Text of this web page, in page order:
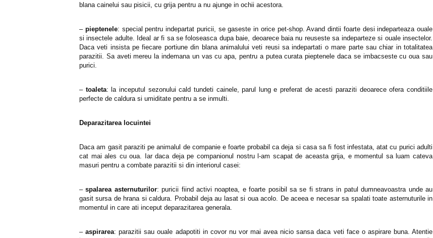
blana cainelui sau pisicii, cu grija pentru a nu ajunge in ochii acestora.
– pieptenele: special pentru indepartat puricii, se gaseste in orice pet-shop. Avand dintii foarte desi indeparteaza ouale
si insectele adulte. Ideal ar fi sa se foloseasca dupa baie, deoarece baia nu reuseste sa indeparteze si ouale insectelor.
Daca veti insista pe fiecare portiune din blana animalului veti reusi sa indepartati o mare parte sau chiar in totalitatea
parazitii. Sa aveti mereu la indemana un vas cu apa, pentru a putea curata pieptenele daca se imbacseste cu oua sau
purici.
– toaleta: la inceputul sezonului cald tundeti cainele, parul lung e preferat de acesti paraziti deoarece ofera conditiile
perfecte de caldura si umiditate pentru a se inmulti.
Deparazitarea locuintei
Daca am gasit paraziti pe animalul de companie e foarte probabil ca deja si casa sa fi fost infestata, atat cu purici adulti
cat mai ales cu oua. Iar daca deja pe companionul nostru l-am scapat de aceasta grija, e momentul sa luam cateva
masuri pentru a combate parazitii si din interiorul casei:
–spalarea asternuturilor: puricii fiind activi noaptea, e foarte posibil sa se fi strans in patul dumneavoastra unde au
gasit sursa de hrana si caldura. Probabil deja au lasat si oua acolo. De aceea e necesar sa spalati toate asternuturile in
momentul in care ati inceput deparazitarea generala.
–aspirarea: parazitii sau ouale adapotiti in covor nu vor mai avea nicio sansa daca veti face o aspirare buna. Atentie